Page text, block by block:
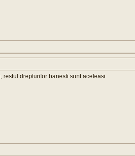
restul drepturilor banesti sunt aceleasi.